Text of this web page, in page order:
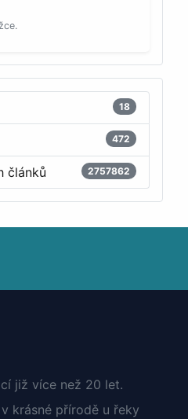
18
472
článků 2757862
již více než 20 let.
krásné přírodě u řeky